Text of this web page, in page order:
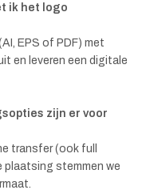
ik het logo
EPS of PDF) met
en leveren een digitale
zijn er voor
transfer (ook full
plaatsing stemmen we